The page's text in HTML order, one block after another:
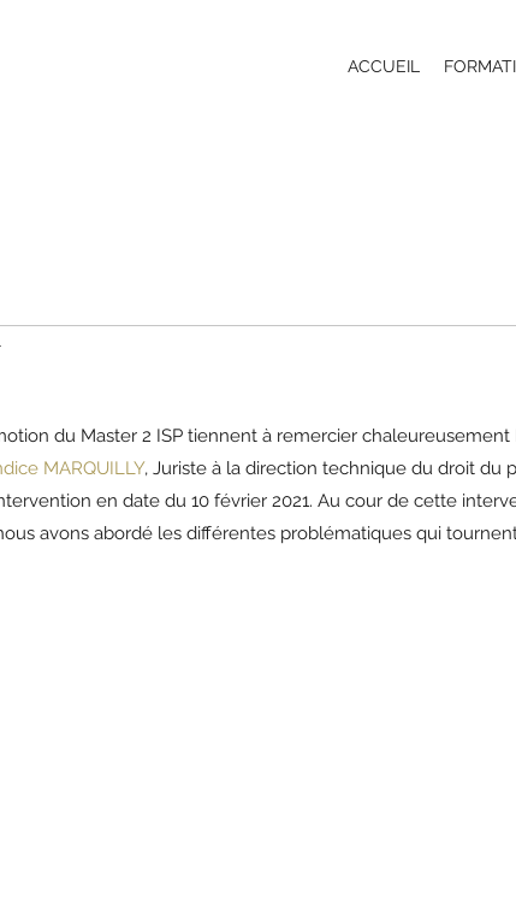
ACCUEIL
du Master 2 ISP tiennent à remercier chaleureusement
MARQUILLY, Juriste à la direction technique du droit du
en date du 10 février 2021. Au cour de cette
avons abordé les différentes problématiques qui